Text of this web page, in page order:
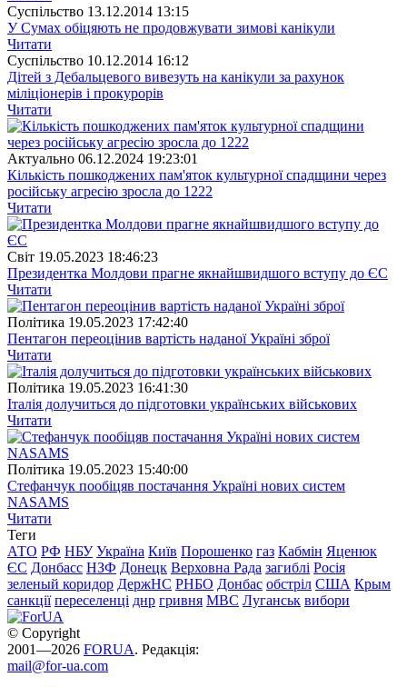
Суспiльство 13.12.2014 13:15
У Сумах обіцяють не продовжувати зимові канікули
Читати
Суспiльство 10.12.2014 16:12
Дітей з Дебальцевого вивезуть на канікули за рахунок
міліціонерів і прокурорів
Читати
Актуально 06.12.2024 19:23:01
Кількість пошкоджених пам'яток культурної спадщини через
російську агресію зросла до 1222
Читати
Свiт 19.05.2023 18:46:23
Президентка Молдови прагне якнайшвидшого вступу до ЄС
Читати
Полiтика 19.05.2023 17:42:40
Пентагон переоцінив вартість наданої Україні зброї
Читати
Полiтика 19.05.2023 16:41:30
Італія долучиться до підготовки українських військових
Читати
Полiтика 19.05.2023 15:40:00
Стефанчук пообіцяв постачання Україні нових систем
NASAMS
Читати
Теги
АТО РФ НБУ Україна Київ Порошенко газ Кабмін Яценюк
ЄС Донбасс НЗФ Донецк Верховна Рада загиблі Росія
зеленый коридор ДержНС РНБО Донбас обстріл США Крым
санкції переселенці днр гривня МВС Луганськ вибори
© Copyright
2001—2026 FORUA. Редакція:
mail@for-ua.com